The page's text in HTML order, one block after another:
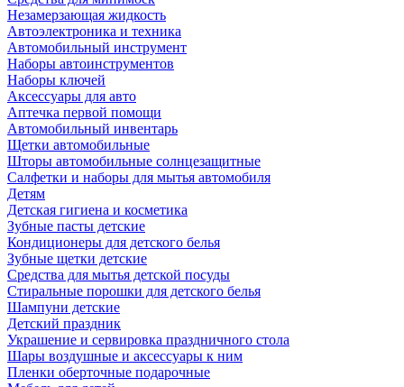
Незамерзающая жидкость
Автоэлектроника и техника
Автомобильный инструмент
Наборы автоинструментов
Наборы ключей
Аксессуары для авто
Аптечка первой помощи
Автомобильный инвентарь
Щетки автомобильные
Шторы автомобильные солнцезащитные
Салфетки и наборы для мытья автомобиля
Детям
Детская гигиена и косметика
Зубные пасты детские
Кондиционеры для детского белья
Зубные щетки детские
Средства для мытья детской посуды
Стиральные порошки для детского белья
Шампуни детские
Детский праздник
Украшение и сервировка праздничного стола
Шары воздушные и аксессуары к ним
Пленки оберточные подарочные